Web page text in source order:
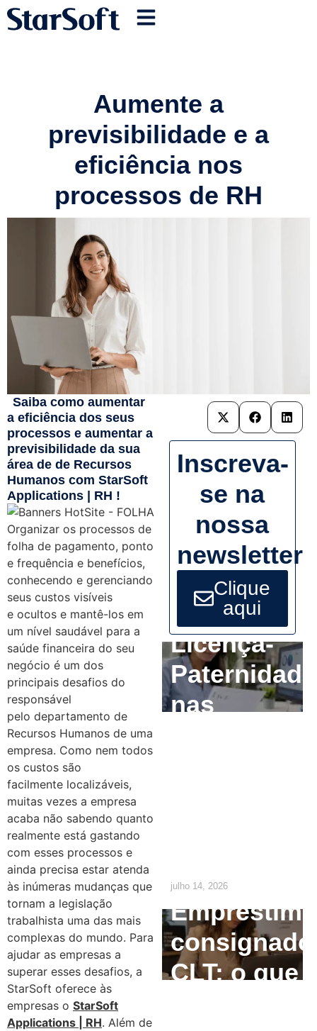
Aumente a
previsibilidade e a
eficiência nos
processos de RH
Saiba como aumentar
a eficiência dos seus
processos e aumentar a
previsibilidade da sua
área de de Recursos
Humanos com StarSoft
Applications | RH !
Organizar os processos de
folha de pagamento, ponto
e frequência e benefícios,
conhecendo e gerenciando
seus custos visíveis
e ocultos e mantê-los em
um nível saudável para a
saúde financeira do seu
negócio é um dos
principais desafios do
responsável
pelo departamento de
Recursos Humanos de uma
empresa. Como nem todos
os custos são
facilmente localizáveis,
muitas vezes a empresa
acaba não sabendo quanto
realmente está gastando
com esses processos e
ainda precisa estar atenda
às inúmeras mudanças que
tornam a legislação
trabalhista uma das mais
complexas do mundo. Para
ajudar as empresas a
superar esses desafios, a
StarSoft oferece às
empresas o StarSoft
Applications | RH. Além de
Inscreva-
se na
nossa
newsletter
Clique
aqui
Licença-
Paternidade
nas
julho 14, 2026
Empréstimo
consignado
CLT: o que